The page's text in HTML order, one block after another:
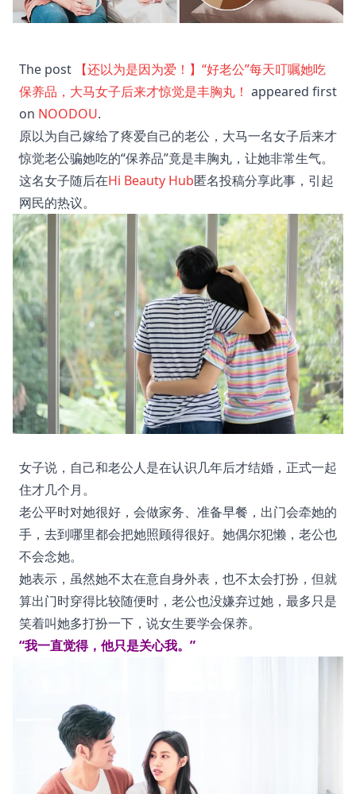
The post
【还以为是因为爱！】“好老公”每天叮嘱她吃
保养品，大马女子后来才惊觉是丰胸丸！ appeared first
on NOODOU.
原以为自己嫁给了疼爱自己的老公，大马一名女子后来才
惊觉老公骗她吃的“保养品”竟是丰胸丸，让她非常生气。
这名女子随后在Hi Beauty Hub匿名投稿分享此事，引起
网民的热议。
女子说，自己和老公人是在认识几年后才结婚，正式一起
住才几个月。
老公平时对她很好，会做家务、准备早餐，出门会牵她的
手，去到哪里都会把她照顾得很好。她偶尔犯懒，老公也
不会念她。
她表示，虽然她不太在意自身外表，也不太会打扮，但就
算出门时穿得比较随便时，老公也没嫌弃过她，最多只是
笑着叫她多打扮一下，说女生要学会保养。
“我一直觉得，他只是关心我。”